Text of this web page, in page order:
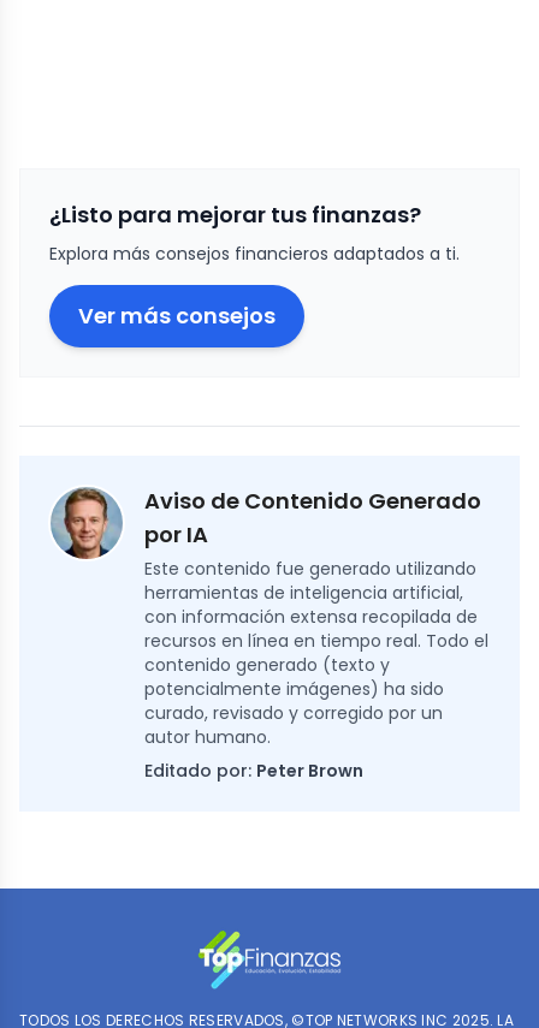
¿Listo para mejorar tus finanzas?
Explora más consejos financieros adaptados a ti.
Ver más consejos
Aviso de Contenido Generado
por IA
Este contenido fue generado utilizando
herramientas de inteligencia artificial,
con información extensa recopilada de
recursos en línea en tiempo real. Todo el
contenido generado (texto y
potencialmente imágenes) ha sido
curado, revisado y corregido por un
autor humano.
Editado por: Peter Brown
TODOS LOS DERECHOS RESERVADOS, ©TOP NETWORKS INC 2025. LA